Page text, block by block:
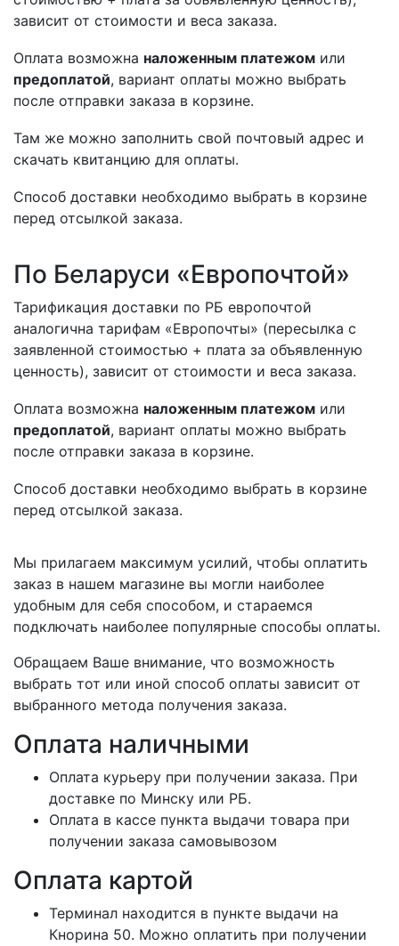
зависит от стоимости и веса заказа.
Оплата возможна наложенным платежом или
предоплатой, вариант оплаты можно выбрать
после отправки заказа в корзине.
Там же можно заполнить свой почтовый адрес и
скачать квитанцию для оплаты.
Способ доставки необходимо выбрать в корзине
перед отсылкой заказа.
По Беларуси «Европочтой»
Тарификация доставки по РБ европочтой
аналогична тарифам «Европочты» (пересылка с
заявленной стоимостью + плата за объявленную
ценность), зависит от стоимости и веса заказа.
Оплата возможна наложенным платежом или
предоплатой, вариант оплаты можно выбрать
после отправки заказа в корзине.
Способ доставки необходимо выбрать в корзине
перед отсылкой заказа.
Мы прилагаем максимум усилий, чтобы оплатить
заказ в нашем магазине вы могли наиболее
удобным для себя способом, и стараемся
подключать наиболее популярные способы оплаты.
Обращаем Ваше внимание, что возможность
выбрать тот или иной способ оплаты зависит от
выбранного метода получения заказа.
Оплата наличными
Оплата курьеру при получении заказа. При
доставке по Минску или РБ.
Оплата в кассе пункта выдачи товара при
получении заказа самовывозом
Оплата картой
Терминал находится в пункте выдачи на
Кнорина 50. Можно оплатить при получении